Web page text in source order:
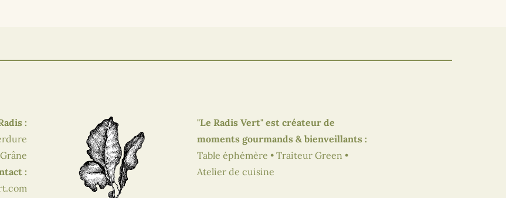
:
:
"Le Radis Vert" est créateur de
moments gourmands & bienveillants :
Table éphémère • Traiteur Green •
Atelier de cuisine